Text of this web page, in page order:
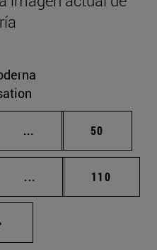
... Páginas intermedias
Página
50
... Páginas intermedias
Página
110